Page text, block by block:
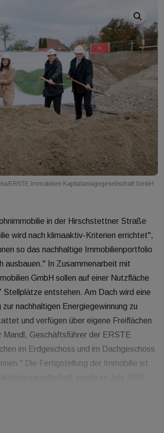
ERSTE Immobilien Kapitalanlagegesellschaft GmbH
in der Hirschstettner Straße
wird nach klimaaktiv-Kriterien errichtet",
so das nachhaltige Immobilienportfolio
ausbauen." In Zusammenarbeit mit
GmbH sollen auf einer Nutzfläche
Stellplätze entstehen. Am Dach wird eine
nachhaltigen Energiegewinnung zu
und verfügen über eigene Freiflächen
Mandl, Geschäftsführer der ERSTE
im Erdgeschoss und im Dachgeschoss
Die Fertigstellung der Immobilie ist